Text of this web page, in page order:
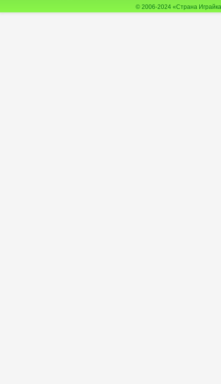
© 2006-2024 «Страна